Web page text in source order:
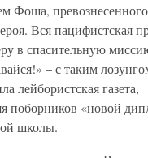
Фоша,
Вся пацифистская
в спасительную
– с таким
лейбористская газета,
поборников «новой
школы.